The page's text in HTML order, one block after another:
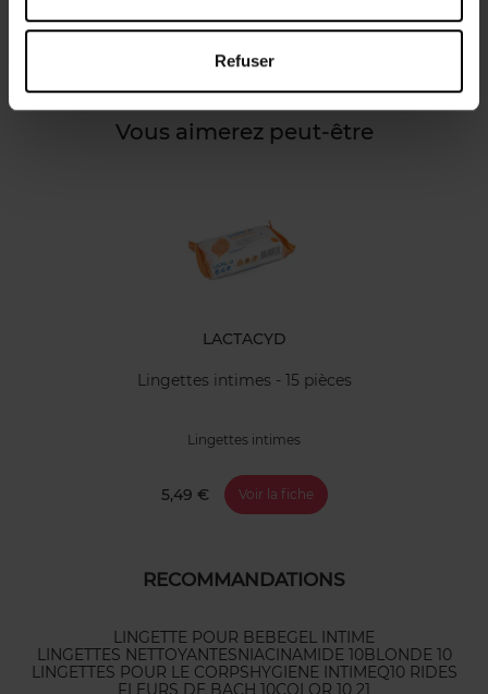
Refuser
Avis client
Vous aimerez peut-être
LACTACYD
Lingettes intimes - 15 pièces
Lingettes intimes
5,49 € Voir la fiche
RECOMMANDATIONS
LINGETTE POUR BEBEGEL INTIME
LINGETTES NETTOYANTESNIACINAMIDE 10BLONDE 10
LINGETTES POUR LE CORPSHYGIENE INTIMEQ10 RIDES
FLEURS DE BACH 10COLOR 10 21